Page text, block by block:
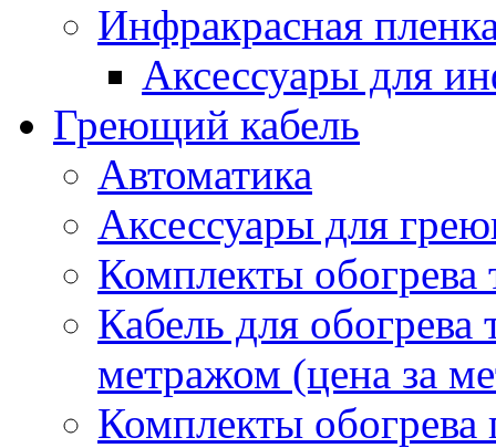
Инфракрасная
Аксессуары для
Греющий кабель
Автоматика
Аксессуары для
Комплекты обогрева
Кабель для обогрева
метражом (цена за
Комплекты обогрева